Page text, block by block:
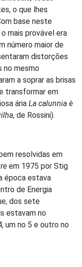
o que lhes
base neste
mais provável era
número maior de
distorções
no mesmo
a soprar as brisas
transformar em
ária La calunnia è
, de Rossini).
resolvidas em
em 1975 por Stig
época estava
de Energia
dos sete
estavam no
um no 5 e outro no